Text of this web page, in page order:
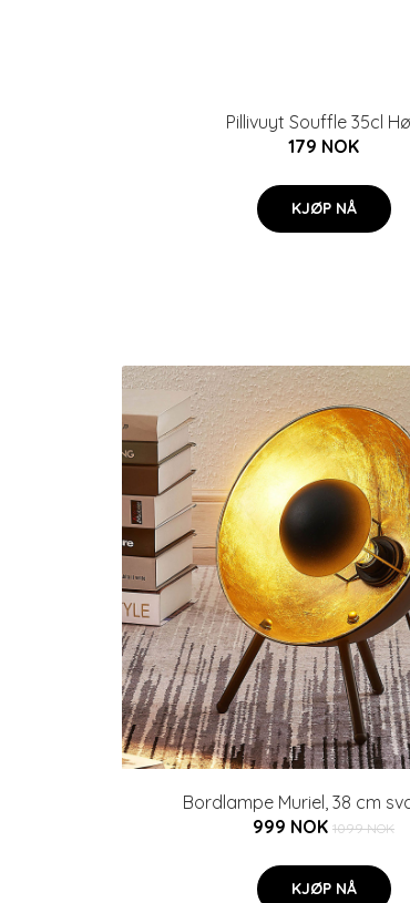
Pillivuyt Souffle 35cl
179 NOK
KJØP NÅ
Bordlampe Muriel, 38 cm
999 NOK 1099 NOK
KJØP NÅ